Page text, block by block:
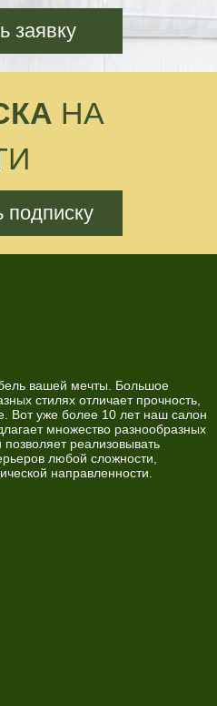
заявку
НА
вашей мечты. Большое
стилях отличает прочность,
Вот уже более 10 лет наш салон
множество разнообразных
реализовывать
любой сложности,
направленности.